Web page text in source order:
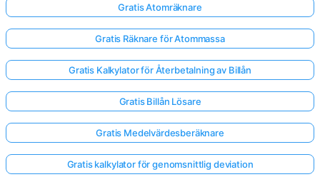
Gratis Atomräknare
Gratis Räknare för Atommassa
Gratis Kalkylator för Återbetalning av Billån
Gratis Billån Lösare
Gratis Medelvärdesberäknare
Gratis kalkylator för genomsnittlig deviation